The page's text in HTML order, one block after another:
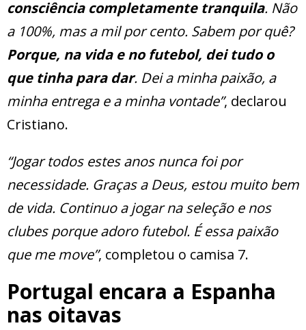
consciência completamente tranquila. Não
a 100%, mas a mil por cento. Sabem por quê?
Porque, na vida e no futebol, dei tudo o
que tinha para dar. Dei a minha paixão, a
minha entrega e a minha vontade”, declarou
Cristiano.
“Jogar todos estes anos nunca foi por
necessidade. Graças a Deus, estou muito bem
de vida. Continuo a jogar na seleção e nos
clubes porque adoro futebol. É essa paixão
que me move”, completou o camisa 7.
Portugal encara a Espanha
nas oitavas